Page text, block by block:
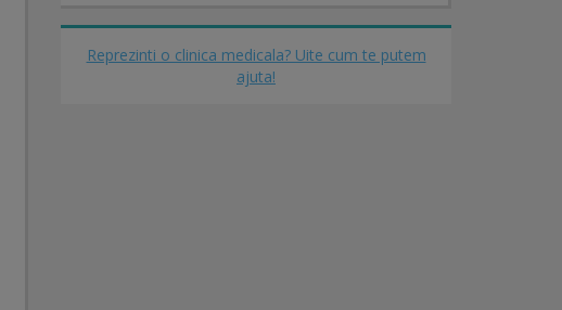
Reprezinti o clinica medicala? Uite cum te putem
ajuta!